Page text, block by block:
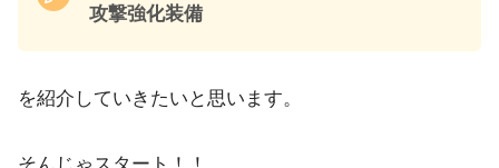
攻撃強化装備
を紹介していきたいと思います。
そんじゃスタート！！